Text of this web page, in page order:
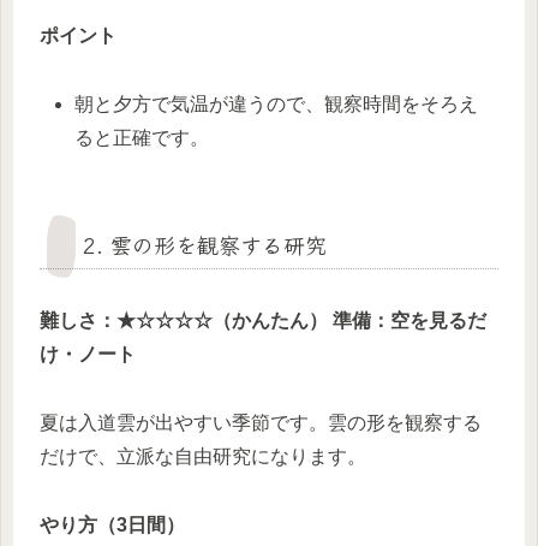
ポイント
朝と夕方で気温が違うので、観察時間をそろえ
ると正確です。
2. 雲の形を観察する研究
難しさ：★☆☆☆☆（かんたん）
準備：空を見るだ
け・ノート
夏は入道雲が出やすい季節です。雲の形を観察する
だけで、立派な自由研究になります。
やり方（3日間）